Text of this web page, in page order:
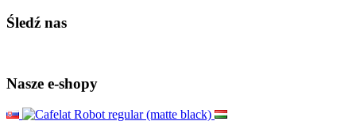
Śledź nas
Nasze e-shopy